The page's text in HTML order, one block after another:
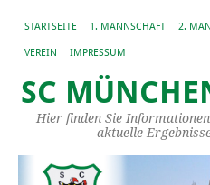
STARTSEITE 1. MANNSCHAFT 2.
VEREIN IMPRESSUM
SC
Hier finden Sie
aktuelle